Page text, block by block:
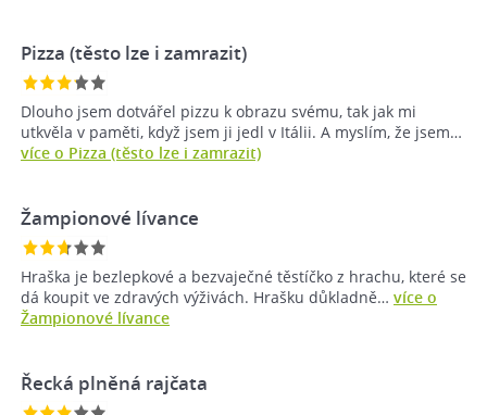
Pizza (těsto lze i zamrazit)
Dlouho jsem dotvářel pizzu k obrazu svému, tak jak mi
utkvěla v paměti, když jsem ji jedl v Itálii. A myslím, že jsem…
více o Pizza (těsto lze i zamrazit)
Žampionové lívance
Hraška je bezlepkové a bezvaječné těstíčko z hrachu, které se
dá koupit ve zdravých výživách. Hrašku důkladně… více o
Žampionové lívance
Řecká plněná rajčata